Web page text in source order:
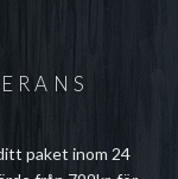
paket inom 24